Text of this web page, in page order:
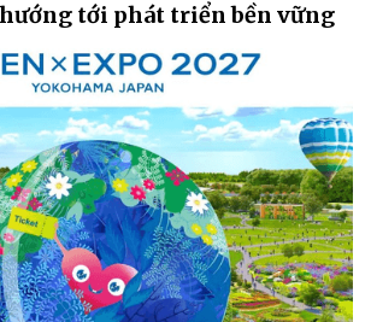
hướng tới phát triển bền vững